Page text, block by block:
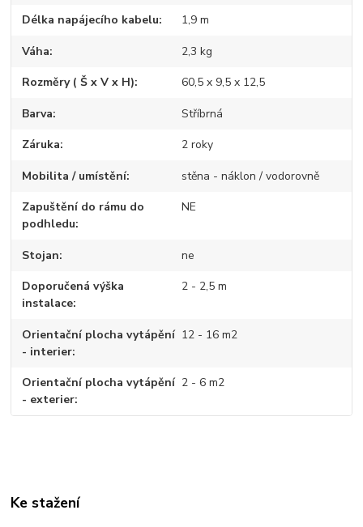
Délka napájecího kabelu 1,9 m
Váha 2,3 kg
Rozměry ( Š x V x H) 60,5 x 9,5 x 12,5
Barva Stříbrná
Záruka 2 roky
Mobilita / umístění stěna - náklon / vodorovně
Zapuštění do rámu do
podhledu
NE
Stojan ne
Doporučená výška
instalace
2 - 2,5 m
Orientační plocha vytápění
- interier
12 - 16 m2
Orientační plocha vytápění
- exterier
2 - 6 m2
Ke stažení